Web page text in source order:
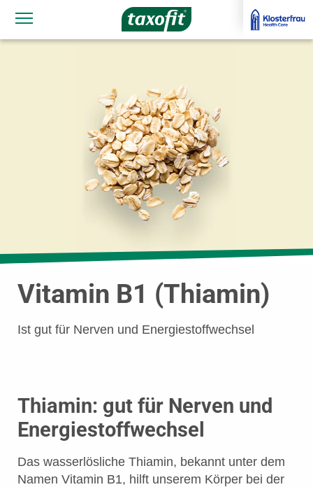
Navigationssichtbarkeit umschalten
Vitamin B1 (Thiamin)
Ist gut für Nerven und Energiestoffwechsel
Thiamin: gut für Nerven und
Energiestoffwechsel
Das wasserlösliche Thiamin, bekannt unter dem
Namen Vitamin B1, hilft unserem Körper bei der